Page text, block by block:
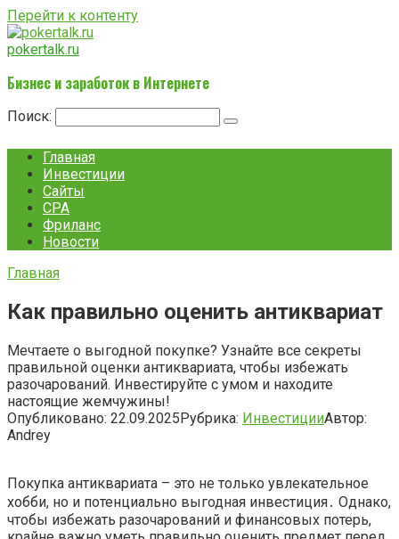
Перейти к контенту
pokertalk.ru
Бизнес и заработок в Интернете
Поиск:
Главная
Инвестиции
Сайты
CPA
Фриланс
Новости
Главная
Как правильно оценить антиквариат
Мечтаете о выгодной покупке? Узнайте все секреты
правильной оценки антиквариата, чтобы избежать
разочарований. Инвестируйте с умом и находите
настоящие жемчужины!
Опубликовано: 22.09.2025Рубрика: ИнвестицииАвтор:
Andrey
Покупка антиквариата – это не только увлекательное
хобби, но и потенциально выгодная инвестиция․ Однако,
чтобы избежать разочарований и финансовых потерь,